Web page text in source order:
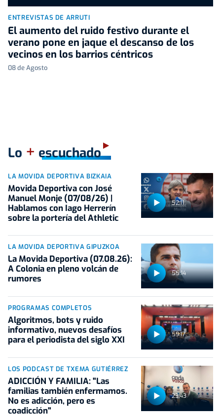
ENTREVISTAS DE ARRUTI
El aumento del ruido festivo durante el
verano pone en jaque el descanso de los
vecinos en los barrios céntricos
08 de Agosto
Lo + escuchado
52:11
LA MOVIDA DEPORTIVA BIZKAIA
Movida Deportiva con José
Manuel Monje (07/08/26) |
Hablamos con Iago Herrerín
sobre la portería del Athletic
55:14
LA MOVIDA DEPORTIVA GIPUZKOA
La Movida Deportiva (07.08.26):
A Colonia en pleno volcán de
rumores
59:17
PROGRAMAS COMPLETOS
Algoritmos, bots y ruido
informativo, nuevos desafíos
para el periodista del siglo XXI
23:43
LOS PODCAST DE TXEMA GUTIÉRREZ
ADICCIÓN Y FAMILIA: "Las
familias también enfermamos.
No es adicción, pero es
coadicción"